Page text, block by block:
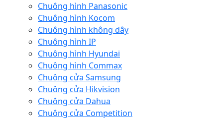
Chuông hình Panasonic
Chuông hình Kocom
Chuông hình không dây
Chuông hình IP
Chuông hình Hyundai
Chuông hình Commax
Chuông cửa Samsung
Chuông cửa Hikvision
Chuông cửa Dahua
Chuông cửa Competition